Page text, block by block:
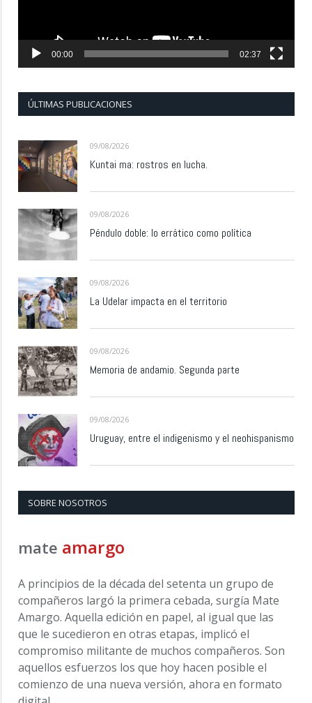
00:00 02:37
ÚLTIMAS PUBLICACIONES
09/08/2026
Kuntai ma: rostros en lucha.
09/08/2026
Péndulo doble: lo errático como política
09/08/2026
La Udelar impacta en el territorio
09/08/2026
Memoria de andamio. Segunda parte
09/08/2026
Uruguay, entre el indigenismo y el neohispanismo
SOBRE NOSOTROS
mate amargo
A principios de la década del setenta un grupo de
compañeros largó la primera cebada, surgía Mate
Amargo. Aquella edición en papel, al igual que las
que le sucedieron en otras etapas, implicó el
compromiso militante de muchos compañeros. Son
aquellos esfuerzos los que hoy hacen posible el
comienzo de una nueva versión, ahora en formato